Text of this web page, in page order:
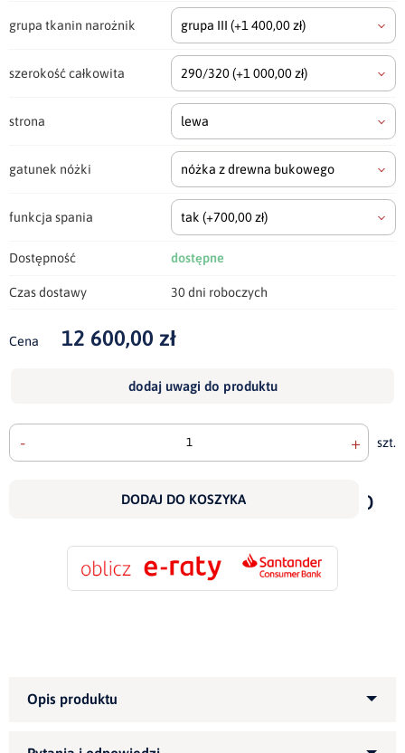
grupa tkanin narożnik grupa III (+1 400,00 zł)
szerokość całkowita 290/320(+1 000,00 zł)
strona lewa
gatunek nóżki nóżka z drewna bukowego
funkcja spania tak (+700,00 zł)
Dostępność dostępne
Czas dostawy 30 dni roboczych
Cena 12 600,00 zł
dodaj uwagi do produktu
- + szt.
DODAJ DO KOSZYKA
do